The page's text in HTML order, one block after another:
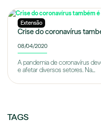
Extensão
Crise do coronavírus
08/04/2020
A pandemia de coronavírus
e afetar diversos setores. Na...
TAGS